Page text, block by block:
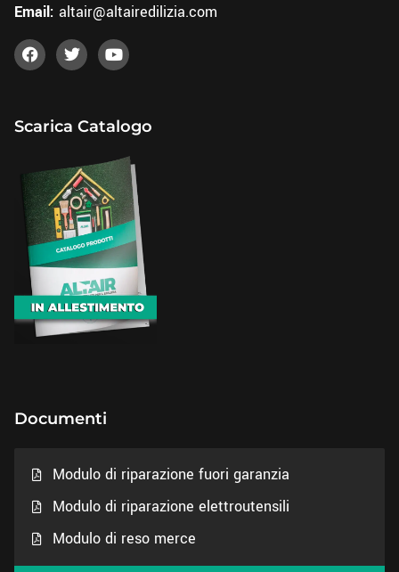
Email: altair@altairedilizia.com
Scarica Catalogo
Documenti
Modulo di riparazione fuori garanzia
Modulo di riparazione elettroutensili
Modulo di reso merce